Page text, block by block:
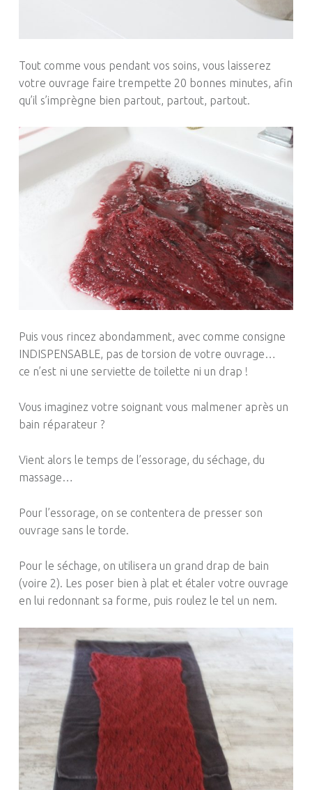
Tout comme vous pendant vos soins, vous laisserez
votre ouvrage faire trempette 20 bonnes minutes, afin
qu’il s’imprègne bien partout, partout, partout.
Puis vous rincez abondamment, avec comme consigne
INDISPENSABLE, pas de torsion de votre ouvrage…
ce n’est ni une serviette de toilette ni un drap !
Vous imaginez votre soignant vous malmener après un
bain réparateur ?
Vient alors le temps de l’essorage, du séchage, du
massage…
Pour l’essorage, on se contentera de presser son
ouvrage sans le torde.
Pour le séchage, on utilisera un grand drap de bain
(voire 2). Les poser bien à plat et étaler votre ouvrage
en lui redonnant sa forme, puis roulez le tel un nem.